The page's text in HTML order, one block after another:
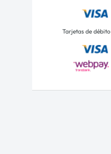
Tarjetas de débito